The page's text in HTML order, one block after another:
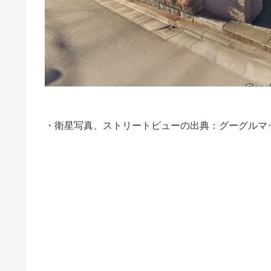
・衛星写真、ストリートビューの出典：グーグルマ